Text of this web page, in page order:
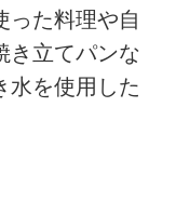
った料理や自
き立てパンな
水を使用した